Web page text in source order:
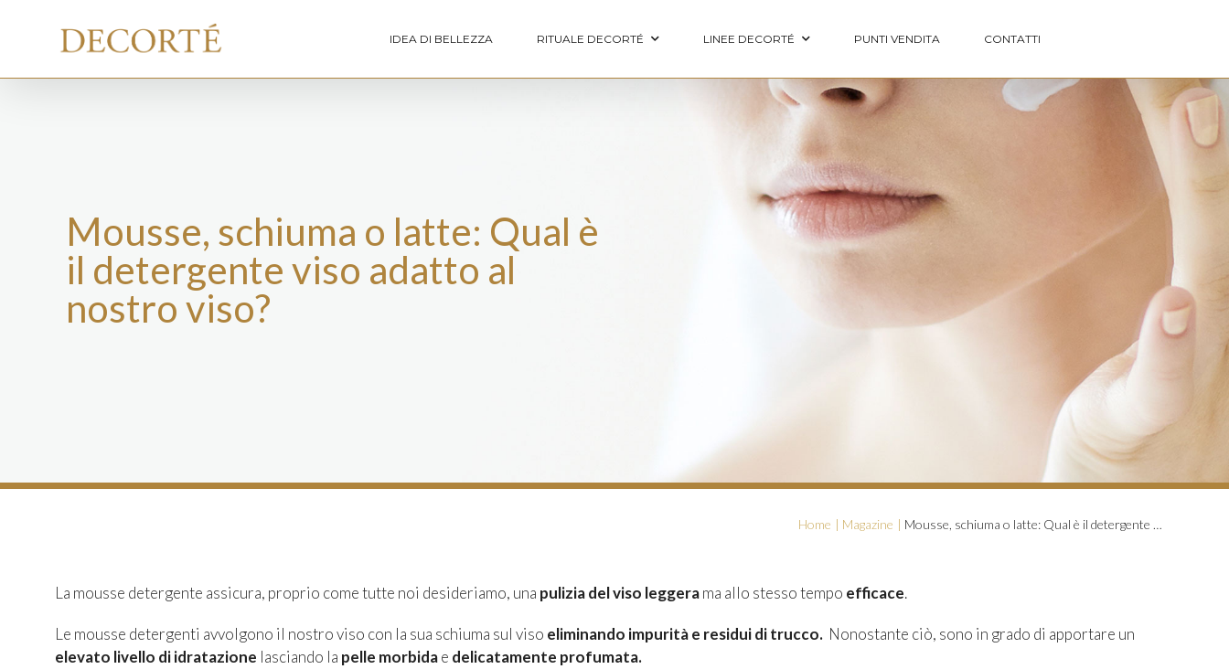
IDEA DI BELLEZZA RITUALE DECORTÉ LINEE DECORTÉ PUNTI VENDITA CONTATTI
Mousse, schiuma o latte: Qual è
il detergente viso adatto al
nostro viso?
Home Magazine Mousse, schiuma o latte: Qual è il detergente viso adatto al nostro viso?
La mousse detergente assicura, proprio come tutte noi desideriamo, una pulizia del viso leggerama allo stesso tempo efficace.
Le mousse detergenti avvolgono il nostro viso con la sua schiuma sul viso eliminando impurità e residui di trucco. Nonostante ciò, sono in grado di apportare un
elevato livello di idratazione lasciando la pelle morbidae delicatamente profumata.